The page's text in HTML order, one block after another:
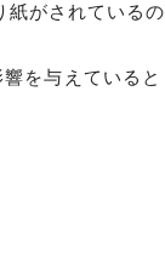
紙がされているの
を与えていると